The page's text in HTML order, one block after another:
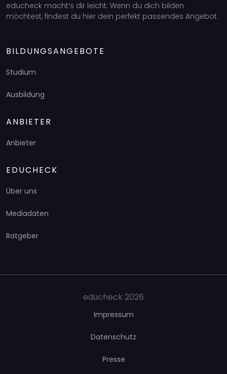
educheck macht’s dir leicht: Wenn du dich bilden
möchtest, findest du hier dein perfekt passendes Angebot.
BILDUNGSANGEBOTE
Studium
Ausbildung
ANBIETER
Anbieter
EDUCHECK
Über uns
Mediadaten
Ratgeber
educheck 2026
Impressum
Datenschutz
Presse